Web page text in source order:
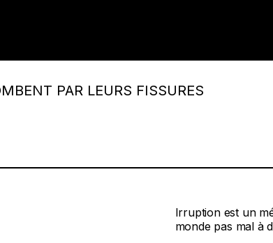
PAR LEURS FISSURES
Irruption est un
monde pas mal à